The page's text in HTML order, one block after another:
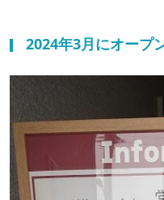
2024年3月にオープ